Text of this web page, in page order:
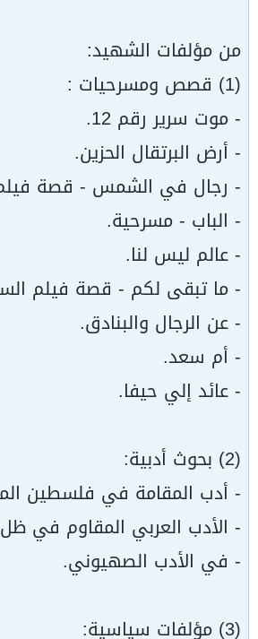
من مؤلفات الشهيد:
(1) قصص ومسرحيات :
- موت سرير رقم 12.
- أرض البرتقال الحزين.
- رجال في الشمس - قصة
- الباب - مسرحية.
- عالم ليس لنا.
- ما تبقى لكم - قصة فيلم
- عن الرجال والبنادق.
- أم سعد.
- عائد إلي حيفا.
(2) بحوث أدبية:
- أدب المقامة في فلسطين
- الأدب العربي المقاوم في ظل
- في الأدب الصهيوني.
(3) مؤلفات سياسية: